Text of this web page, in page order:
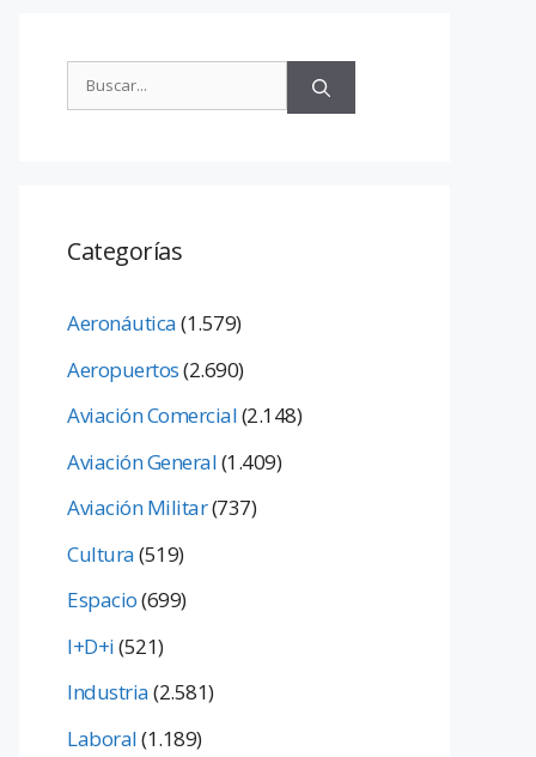
Categorías
Aeronáutica(1.579)
Aeropuertos(2.690)
Aviación Comercial(2.148)
Aviación General(1.409)
Aviación Militar(737)
Cultura(519)
Espacio(699)
I+D+i(521)
Industria(2.581)
Laboral(1.189)